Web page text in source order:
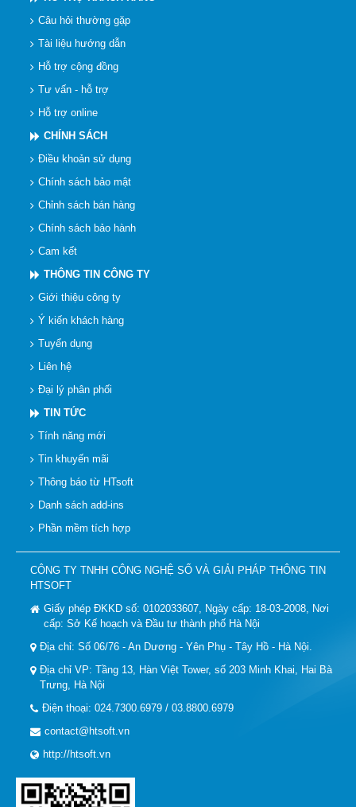
Câu hỏi thường gặp
Tài liệu hướng dẫn
Hỗ trợ cộng đồng
Tư vấn - hỗ trợ
Hỗ trợ online
CHÍNH SÁCH
Điều khoản sử dụng
Chính sách bảo mật
Chỉnh sách bán hàng
Chính sách bảo hành
Cam kết
THÔNG TIN CÔNG TY
Giới thiệu công ty
Ý kiến khách hàng
Tuyển dụng
Liên hệ
Đại lý phân phối
TIN TỨC
Tính năng mới
Tin khuyến mãi
Thông báo từ HTsoft
Danh sách add-ins
Phần mềm tích hợp
CÔNG TY TNHH CÔNG NGHỆ SỐ VÀ GIẢI PHÁP THÔNG TIN
HTSOFT
Giấy phép ĐKKD số: 0102033607, Ngày cấp: 18-03-2008, Nơi
cấp: Sở Kế hoạch và Đầu tư thành phố Hà Nội
Địa chỉ: Số 06/76 - An Dương - Yên Phụ - Tây Hồ - Hà Nội.
Địa chỉ VP: Tầng 13, Hàn Việt Tower, số 203 Minh Khai, Hai Bà
Trưng, Hà Nội
Điện thoại: 024.7300.6979 / 03.8800.6979
contact@htsoft.vn
http://htsoft.vn